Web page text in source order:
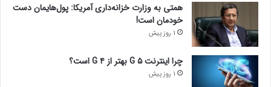
همتی به وزارت خزانه‌داری آمریکا: پول‌هایمان دست
خودمان است!
1 روز پیش
چرا اینترنت ۵ G بهتر از ۴ G است؟
1 روز پیش